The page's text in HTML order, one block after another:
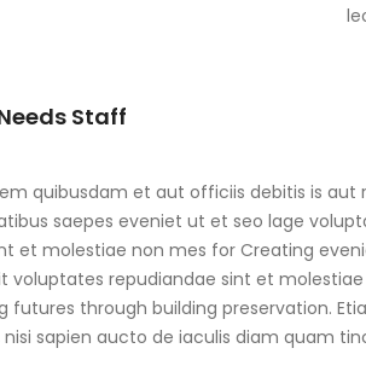
Staff
quibusdam et aut officiis debitis is aut
saepes eveniet ut et seo lage
et molestiae non mes for Creating
voluptates repudiandae sint et
futures through building preservation.
sapien aucto de iaculis diam quam